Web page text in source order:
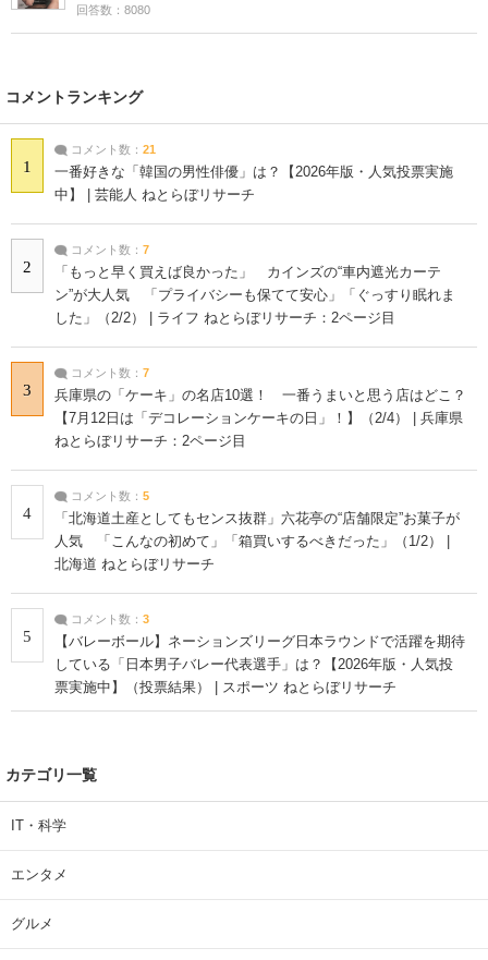
回答数：8080
コメントランキング
1
コメント数： 21
一番好きな「韓国の男性俳優」は？【2026年版・人気投票実施
中】 | 芸能人 ねとらぼリサーチ
2
コメント数： 7
「もっと早く買えば良かった」 カインズの“車内遮光カーテ
ン”が大人気 「プライバシーも保てて安心」「ぐっすり眠れま
した」（2/2） | ライフ ねとらぼリサーチ：2ページ目
3
コメント数： 7
兵庫県の「ケーキ」の名店10選！ 一番うまいと思う店はどこ？
【7月12日は「デコレーションケーキの日」！】（2/4） | 兵庫県
ねとらぼリサーチ：2ページ目
4
コメント数： 5
「北海道土産としてもセンス抜群」六花亭の“店舗限定”お菓子が
人気 「こんなの初めて」「箱買いするべきだった」（1/2） |
北海道 ねとらぼリサーチ
5
コメント数： 3
【バレーボール】ネーションズリーグ日本ラウンドで活躍を期待
している「日本男子バレー代表選手」は？【2026年版・人気投
票実施中】（投票結果） | スポーツ ねとらぼリサーチ
カテゴリ一覧
IT・科学
エンタメ
グルメ